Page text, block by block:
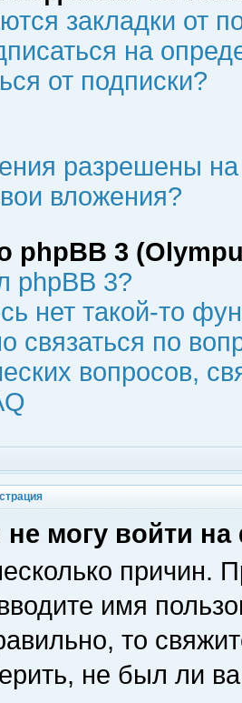
закладки от
на
от подписки?
разрешены
вложения?
phpBB 3
phpBB 3?
нет такой-то
связаться по
вопросов,
не могу войти
причин.
имя
то
не был ли